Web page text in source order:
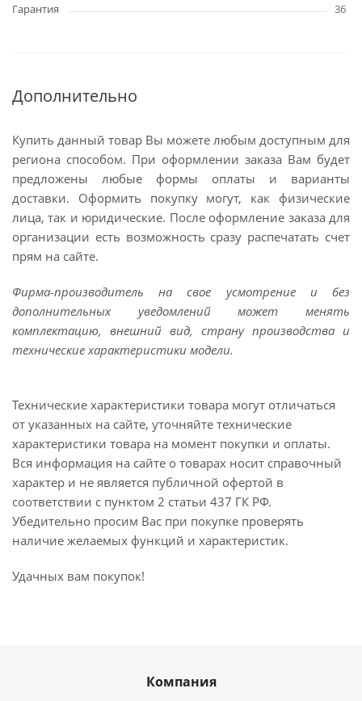
Гарантия
36
Дополнительно
Купить данный товар Вы можете любым доступным для
региона способом. При оформлении заказа Вам будет
предложены любые формы оплаты и варианты
доставки. Оформить покупку могут, как физические
лица, так и юридические. После оформление заказа для
организации есть возможность сразу распечатать счет
прям на сайте.
Фирма-производитель на свое усмотрение и без
дополнительных уведомлений может менять
комплектацию, внешний вид, страну производства и
технические характеристики модели.
Технические характеристики товара могут отличаться
от указанных на сайте, уточняйте технические
характеристики товара на момент покупки и оплаты.
Вся информация на сайте о товарах носит справочный
характер и не является публичной офертой в
соответствии с пунктом 2 статьи 437 ГК РФ.
Убедительно просим Вас при покупке проверять
наличие желаемых функций и характеристик.
Удачных вам покупок!
Компания